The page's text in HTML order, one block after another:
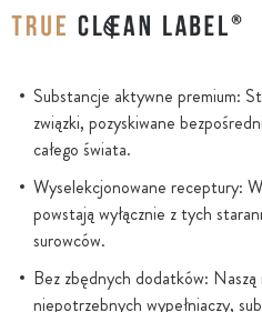
Substancje aktywne premium:
związki, pozyskiwane
całego świata.
Wyselekcjonowane receptury:
powstają wyłącznie z tych
surowców.
Bez zbędnych dodatków: Naszą
niepotrzebnych wypełniaczy,